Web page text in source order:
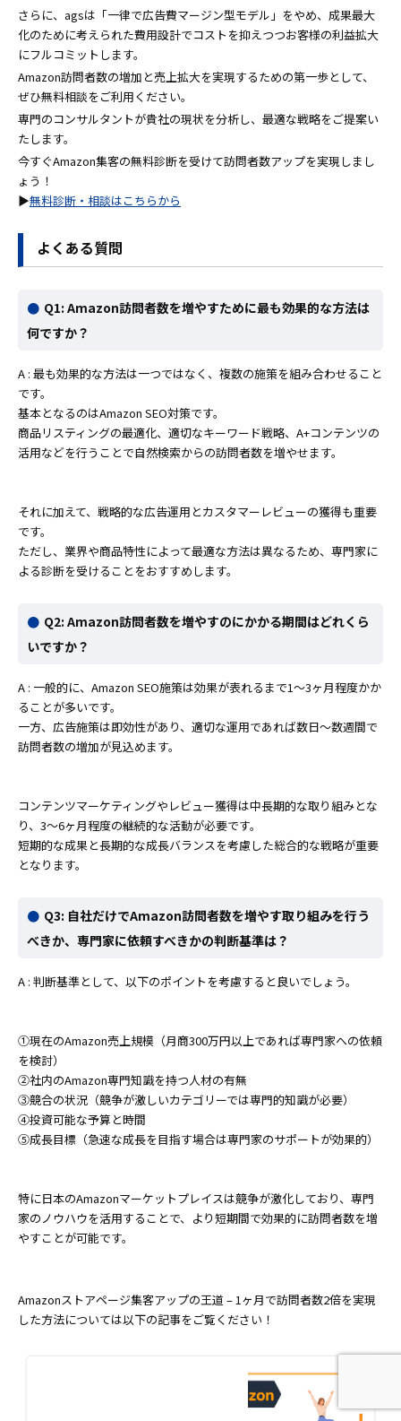
さらに、agsは「一律で広告費マージン型モデル」をやめ、成果最大
化のために考えられた費用設計でコストを抑えつつお客様の利益拡大
にフルコミットします。
Amazon訪問者数の増加と売上拡大を実現するための第一歩として、
ぜひ無料相談をご利用ください。
専門のコンサルタントが貴社の現状を分析し、最適な戦略をご提案い
たします。
今すぐAmazon集客の無料診断を受けて訪問者数アップを実現しまし
ょう！
▶無料診断・相談はこちらから
よくある質問
Q1: Amazon訪問者数を増やすために最も効果的な方法は
何ですか？
A : 最も効果的な方法は一つではなく、複数の施策を組み合わせること
です。
基本となるのはAmazon SEO対策です。
商品リスティングの最適化、適切なキーワード戦略、A+コンテンツの
活用などを行うことで自然検索からの訪問者数を増やせます。
それに加えて、戦略的な広告運用とカスタマーレビューの獲得も重要
です。
ただし、業界や商品特性によって最適な方法は異なるため、専門家に
よる診断を受けることをおすすめします。
Q2: Amazon訪問者数を増やすのにかかる期間はどれくら
いですか？
A : 一般的に、Amazon SEO施策は効果が表れるまで1〜3ヶ月程度かか
ることが多いです。
一方、広告施策は即効性があり、適切な運用であれば数日〜数週間で
訪問者数の増加が見込めます。
コンテンツマーケティングやレビュー獲得は中長期的な取り組みとな
り、3〜6ヶ月程度の継続的な活動が必要です。
短期的な成果と長期的な成長バランスを考慮した総合的な戦略が重要
となります。
Q3: 自社だけでAmazon訪問者数を増やす取り組みを行う
べきか、専門家に依頼すべきかの判断基準は？
A : 判断基準として、以下のポイントを考慮すると良いでしょう。
①現在のAmazon売上規模（月商300万円以上であれば専門家への依頼
を検討）
②社内のAmazon専門知識を持つ人材の有無
③競合の状況（競争が激しいカテゴリーでは専門的知識が必要）
④投資可能な予算と時間
⑤成長目標（急速な成長を目指す場合は専門家のサポートが効果的）
特に日本のAmazonマーケットプレイスは競争が激化しており、専門
家のノウハウを活用することで、より短期間で効果的に訪問者数を増
やすことが可能です。
Amazonストアページ集客アップの王道 – 1ヶ月で訪問者数2倍を実現
した方法については以下の記事をご覧ください！